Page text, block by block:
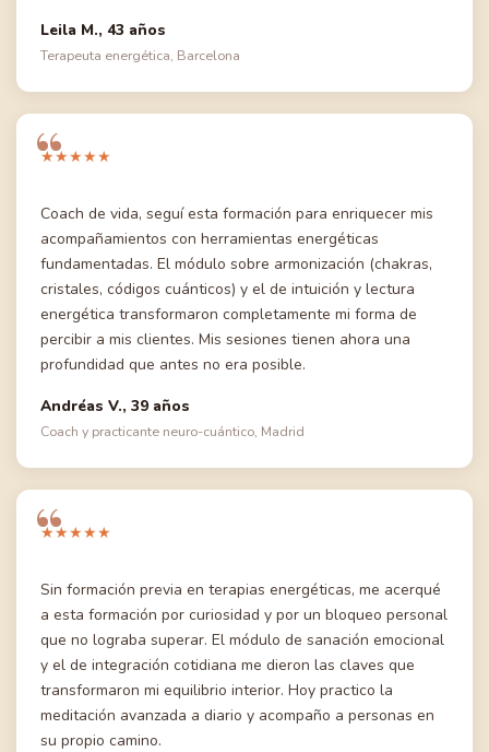
Leila M., 43 años
Terapeuta energética, Barcelona
★★★★★
Coach de vida, seguí esta formación para enriquecer mis
acompañamientos con herramientas energéticas
fundamentadas. El módulo sobre armonización (chakras,
cristales, códigos cuánticos) y el de intuición y lectura
energética transformaron completamente mi forma de
percibir a mis clientes. Mis sesiones tienen ahora una
profundidad que antes no era posible.
Andréas V., 39 años
Coach y practicante neuro-cuántico, Madrid
★★★★★
Sin formación previa en terapias energéticas, me acerqué
a esta formación por curiosidad y por un bloqueo personal
que no lograba superar. El módulo de sanación emocional
y el de integración cotidiana me dieron las claves que
transformaron mi equilibrio interior. Hoy practico la
meditación avanzada a diario y acompaño a personas en
su propio camino.